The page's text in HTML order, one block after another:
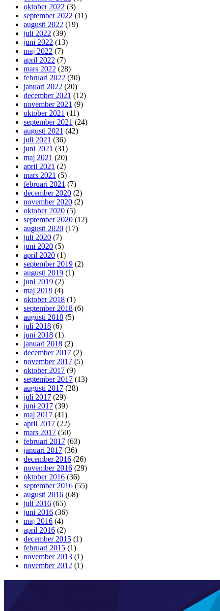
oktober 2022 (3)
september 2022 (11)
augusti 2022 (19)
juli 2022 (39)
juni 2022 (13)
maj 2022 (7)
april 2022 (7)
mars 2022 (28)
februari 2022 (30)
januari 2022 (20)
december 2021 (12)
november 2021 (9)
oktober 2021 (11)
september 2021 (24)
augusti 2021 (42)
juli 2021 (36)
juni 2021 (31)
maj 2021 (20)
april 2021 (2)
mars 2021 (5)
februari 2021 (7)
december 2020 (2)
november 2020 (2)
oktober 2020 (5)
september 2020 (12)
augusti 2020 (17)
juli 2020 (7)
juni 2020 (5)
april 2020 (1)
september 2019 (2)
augusti 2019 (1)
juni 2019 (2)
maj 2019 (4)
oktober 2018 (1)
september 2018 (6)
augusti 2018 (5)
juli 2018 (6)
juni 2018 (1)
januari 2018 (2)
december 2017 (2)
november 2017 (5)
oktober 2017 (9)
september 2017 (13)
augusti 2017 (28)
juli 2017 (29)
juni 2017 (39)
maj 2017 (41)
april 2017 (22)
mars 2017 (50)
februari 2017 (63)
januari 2017 (36)
december 2016 (26)
november 2016 (29)
oktober 2016 (36)
september 2016 (55)
augusti 2016 (68)
juli 2016 (65)
juni 2016 (36)
maj 2016 (4)
april 2016 (2)
december 2015 (1)
februari 2015 (1)
november 2013 (1)
november 2012 (1)